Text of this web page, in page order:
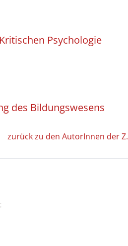
Psychologie
des Bildungswesens
zurück zu den AutorInnen der Z.